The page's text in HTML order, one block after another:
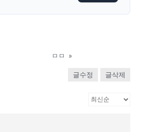
ㅁㅁ »
글수정 글삭제